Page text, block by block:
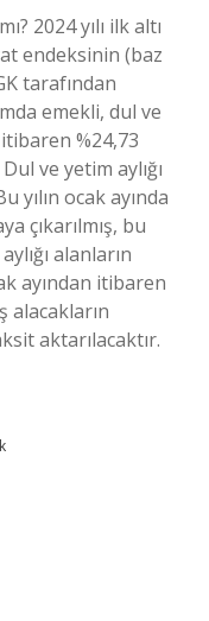
2024 yılı ilk altı
endeksinin (baz
tarafından
emekli, dul ve
%24,73
ve yetim aylığı
yılın ocak ayında
çıkarılmış, bu
alanların
ayından itibaren
alacakların
aktarılacaktır.